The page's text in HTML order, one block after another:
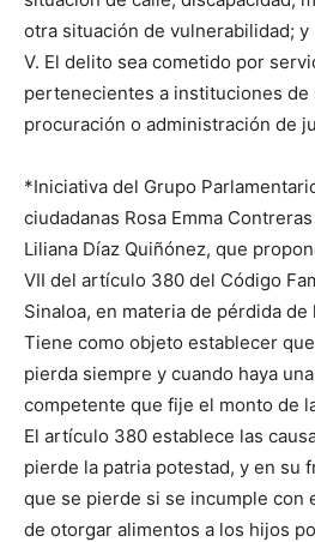
otra situación de vulnerabilidad; y
V. El delito sea cometido por
pertenecientes a instituciones de
procuración o administración de
*Iniciativa del Grupo
ciudadanas Rosa Emma
Liliana Díaz Quiñónez, que
VII del artículo 380 del Código
Sinaloa, en materia de pérdida de
Tiene como objeto establecer
pierda siempre y cuando haya
competente que fije el monto de
El artículo 380 establece las
pierde la patria potestad, y en su
que se pierde si se incumple con
de otorgar alimentos a los hijos